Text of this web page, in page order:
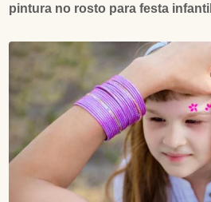
pintura no rosto para festa infantil